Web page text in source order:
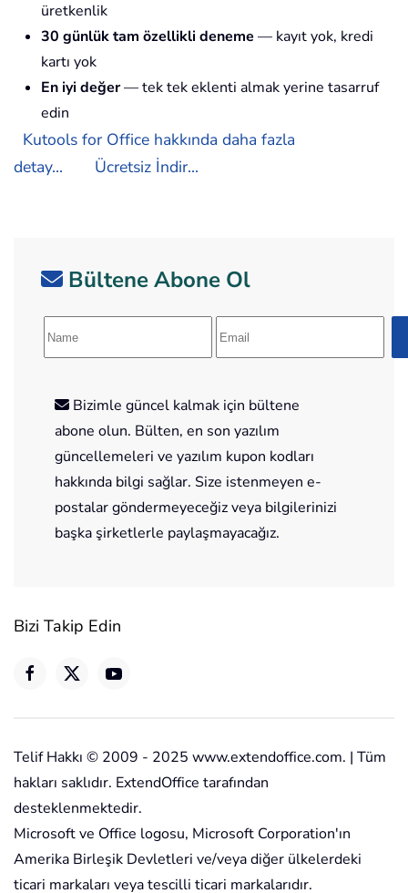
üretkenlik
30 günlük tam özellikli deneme — kayıt yok, kredi
kartı yok
En iyi değer— tek tek eklenti almak yerine tasarruf
edin
Kutools for Office hakkında daha fazla
detay...
Ücretsiz İndir...
Bültene Abone Ol
Bizimle güncel kalmak için bültene
abone olun. Bülten, en son yazılım
güncellemeleri ve yazılım kupon kodları
hakkında bilgi sağlar. Size istenmeyen e-
postalar göndermeyeceğiz veya bilgilerinizi
başka şirketlerle paylaşmayacağız.
Bizi Takip Edin
Telif Hakkı © 2009 - 2025 www.extendoffice.com. | Tüm
hakları saklıdır. ExtendOffice tarafından
desteklenmektedir.
Microsoft ve Office logosu, Microsoft Corporation'ın
Amerika Birleşik Devletleri ve/veya diğer ülkelerdeki
ticari markaları veya tescilli ticari markalarıdır.